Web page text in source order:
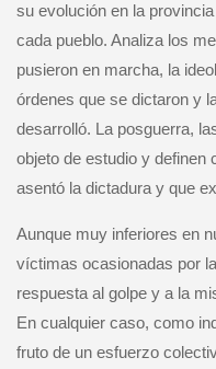
su evolución en la
cada pueblo. Analiza los
pusieron en marcha, la
órdenes que se dictaron y
desarrolló. La posguerra,
objeto de estudio y definen
asentó la dictadura y que
Aunque muy inferiores en
víctimas ocasionadas por
respuesta al golpe y a la
En cualquier caso, como
fruto de un esfuerzo